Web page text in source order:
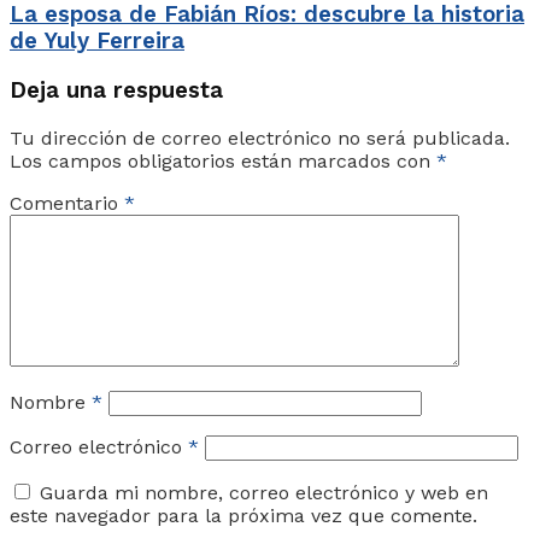
La esposa de Fabián Ríos: descubre la historia
de Yuly Ferreira
Deja una respuesta
Tu dirección de correo electrónico no será publicada.
Los campos obligatorios están marcados con *
Comentario *
Nombre *
Correo electrónico *
Guarda mi nombre, correo electrónico y web en
este navegador para la próxima vez que comente.